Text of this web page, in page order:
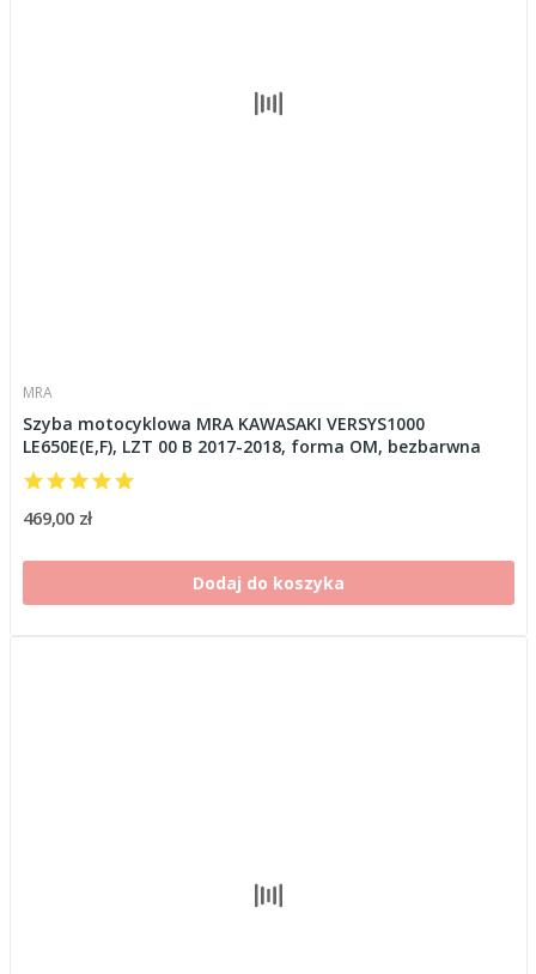
MRA
Szyba motocyklowa MRA KAWASAKI VERSYS1000
LE650E(E,F), LZT 00 B 2017-2018, forma OM, bezbarwna
469,00 zł
Dodaj do koszyka